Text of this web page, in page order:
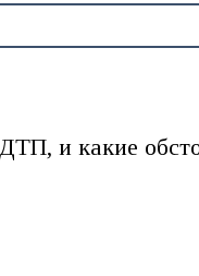
и какие